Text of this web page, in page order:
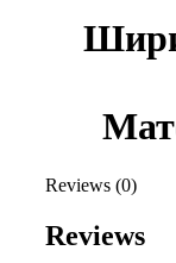
Reviews (0)
Reviews